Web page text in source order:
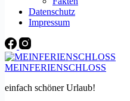
Datenschutz
Impressum
MEINFERIENSCHLOSS
einfach schöner Urlaub!